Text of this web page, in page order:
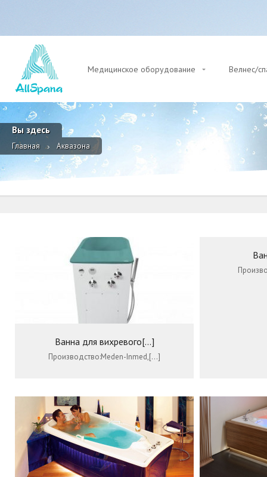
Медицинское оборудование Велнес/
Вы здесь
Главная Аквазона
Ванна для вихревого[...]
Производство:Meden-Inmed,[…]